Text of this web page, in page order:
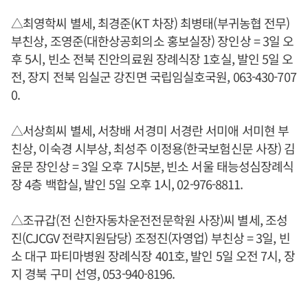
△최영학씨 별세, 최경준(KT 차장) 최병태(부귀농협 전무)
부친상, 조영준(대한상공회의소 홍보실장) 장인상 = 3일 오
후 5시, 빈소 전북 진안의료원 장례식장 1호실, 발인 5일 오
전, 장지 전북 임실군 강진면 국립임실호국원, 063-430-707
0.
△서상희씨 별세, 서창배 서경미 서경란 서미애 서미현 부
친상, 이숙경 시부상, 최성주 이정용(한국보험신문 사장) 김
윤문 장인상 = 3일 오후 7시5분, 빈소 서울 태능성심장례식
장 4층 백합실, 발인 5일 오후 1시, 02-976-8811.
△조규갑(전 신한자동차운전전문학원 사장)씨 별세, 조성
진(CJCGV 전략지원담당) 조정진(자영업) 부친상 = 3일, 빈
소 대구 파티마병원 장례식장 401호, 발인 5일 오전 7시, 장
지 경북 구미 선영, 053-940-8196.